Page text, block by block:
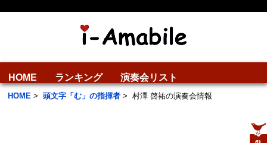
HOME ランキング 演奏会リスト
HOME > 頭文字「む」の指揮者 > 村澤 啓祐の演奏会情報